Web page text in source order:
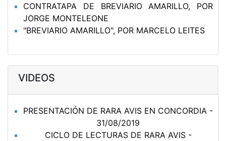
CONTRATAPA DE BREVIARIO AMARILLO, POR
JORGE MONTELEONE
"BREVIARIO AMARILLO", POR MARCELO LEITES
VIDEOS
PRESENTACIÓN DE RARA AVIS EN CONCORDIA -
31/08/2019
CICLO DE LECTURAS DE RARA AVIS -